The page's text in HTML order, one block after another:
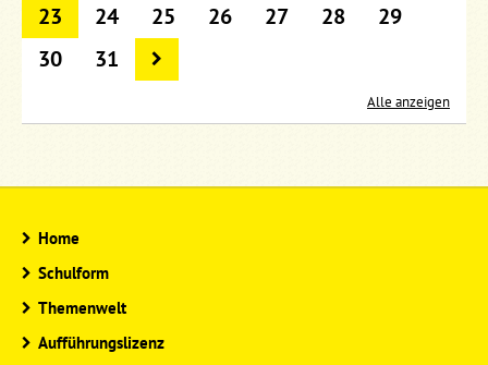
23
24 25 26 27 28
29
30
31
Alle anzeigen
Home
Schulform
Themenwelt
Aufführungslizenz